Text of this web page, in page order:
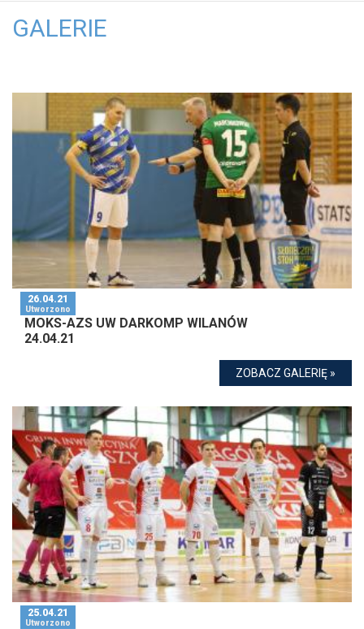
GALERIE
26.04.21
Utworzono
MOKS-AZS UW DARKOMP WILANÓW
24.04.21
ZOBACZ GALERIĘ »
25.04.21
Utworzono